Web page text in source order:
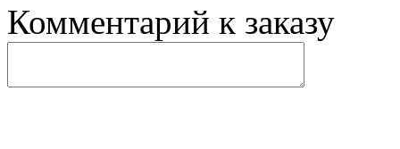
Комментарий к заказу